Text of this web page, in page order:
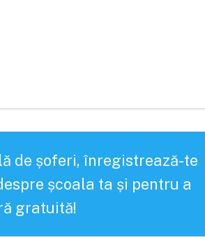
de șoferi, înregistrează-te
școala ta și pentru a
gratuită!